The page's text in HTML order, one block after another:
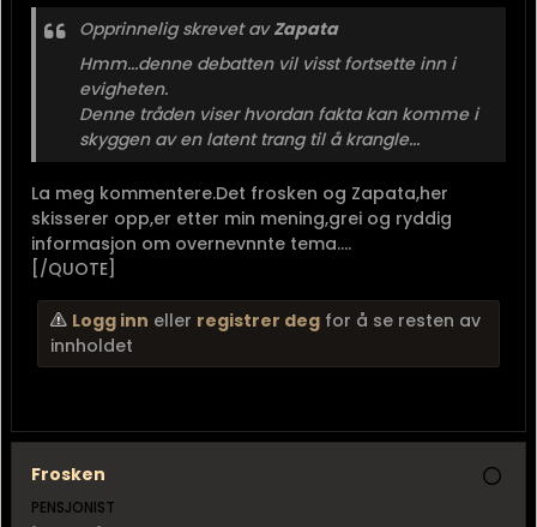
Opprinnelig skrevet avZapata
Hmm...denne debatten vil visst fortsette inn i
evigheten.
Denne tråden viser hvordan fakta kan komme i
skyggen av en latent trang til å krangle...
La meg kommentere.Det frosken og Zapata,her
skisserer opp,er etter min mening,grei og ryddig
informasjon om overnevnnte tema....
[/QUOTE]
Logg inn eller registrer deg for å se resten av
innholdet
Frosken
PENSJONIST